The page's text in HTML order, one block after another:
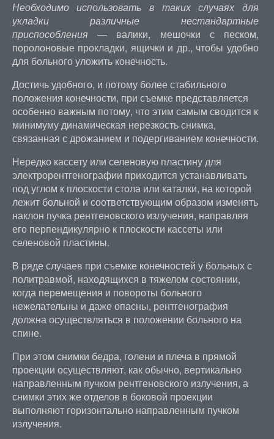
Необходимо использовать в таких случаях для
укладки различные нестандартные
приспособления — валики, мешочки с песком,
поролоновые прокладки, ящички и др., чтобы удобно
для больного уложить конечность.
Достичь удобного, и потому более стабильного
положения конечности, при съемке представляется
особенно важным потому, что этим самым сводится к
минимуму динамическая нерезкость снимка,
связанная с дрожанием и подергиванием конечности.
Нередко кассету или селеновую пластину для
электрорентгенографии приходится устанавливать
под углом к плоскости стола или каталки, на которой
лежит больной и соответствующим образом изменять
наклон пучка рентгеновского излучения, направляя
его перпендикулярно к плоскости кассеты или
селеновой пластины.
В ряде случаев при съемке конечностей у больных с
политравмой, находящихся в тяжелом состоянии,
когда перемещения и повороты больного
нежелательны и даже опасны, рентгенография
должна осуществляться в положении больного на
спине.
При этом снимки бедра, голени и плеча в прямой
проекции осуществляют, как обычно, вертикально
направленным пучком рентгеновского излучения, а
снимки этих же отделов в боковой проекции
выполняют горизонтально направленным пучком
излучения.